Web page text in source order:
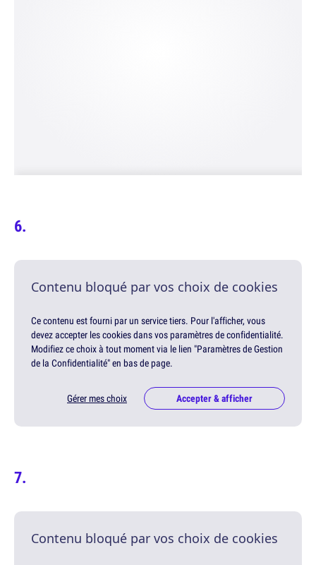
Contenu bloqué par vos choix de cookies
Ce contenu est fourni par un service tiers. Pour l'afficher, vous
devez accepter les cookies dans vos paramètres de confidentialité.
Modifiez ce choix à tout moment via le lien "Paramètres de Gestion
de la Confidentialité" en bas de page.
Gérer mes choix Accepter & afficher
Contenu bloqué par vos choix de cookies